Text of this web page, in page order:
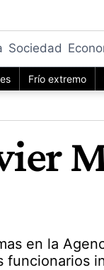
Sociedad
Frío extremo
en la
funcionarios